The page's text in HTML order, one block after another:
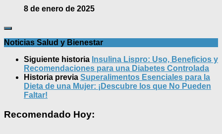
8 de enero de 2025
Noticias Salud y Bienestar
Siguiente historia Insulina Lispro: Uso, Beneficios y
Recomendaciones para una Diabetes Controlada
Historia previa Superalimentos Esenciales para la
Dieta de una Mujer: ¡Descubre los que No Pueden
Faltar!
Recomendado Hoy: